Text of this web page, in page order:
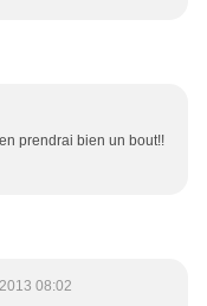
prendrai bien un bout!!
08:02